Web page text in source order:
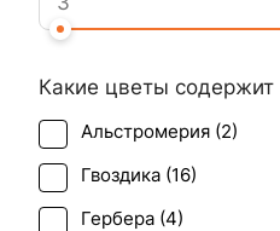
Какие цветы содержит
Альстромерия (2)
Гвоздика (16)
Гербера (4)